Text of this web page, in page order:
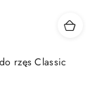
rzęs Classic